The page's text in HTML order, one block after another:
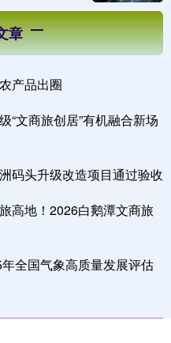
章
产品出圈
“文商旅创居”有机融合新场
码头升级改造项目通过验收
高地！2026白鹅潭文商旅
全国气象高质量发展评估